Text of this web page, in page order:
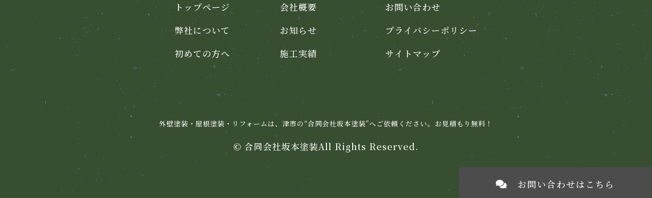
お問い合わせはこちら
トップページ
弊社について
初めての方へ
会社概要
お知らせ
施工実績
お問い合わせ
プライバシーポリシー
サイトマップ
外壁塗装・屋根塗装・リフォームは、 津市の“合同会社坂本塗装”へご依頼ください。お見積もり無料！
© 合同会社坂本塗装All Rights Reserved.